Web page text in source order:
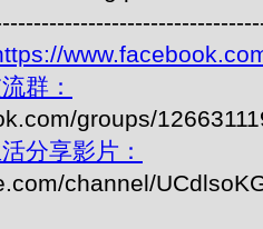
群：
groups/
分享影片：
channel/